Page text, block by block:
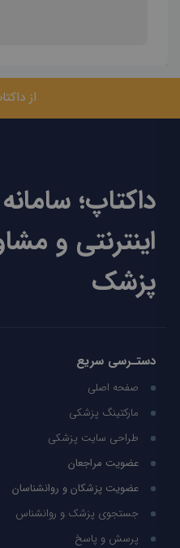
از
داکتاپ؛
اینترنتی و
پزشک
دستـرسی سریع
صفحه اصلی
مارکتینگ پزشکی
طراحی سایت پزشکی
عضویت مراجعان
عضویت پزشکان و روانشناسان
جستجوی پزشک و روانشناس
پرسش و پاسخ